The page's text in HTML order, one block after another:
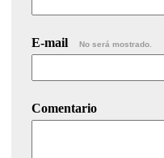
E-mail No será mostrado.
Comentario